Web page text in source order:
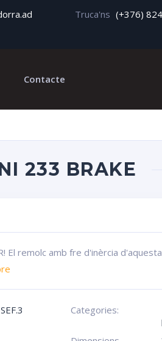
Truca'ns (+376)
Contacte
233 BRAKE
El remolc amb fre d'inèrcia
Categories: